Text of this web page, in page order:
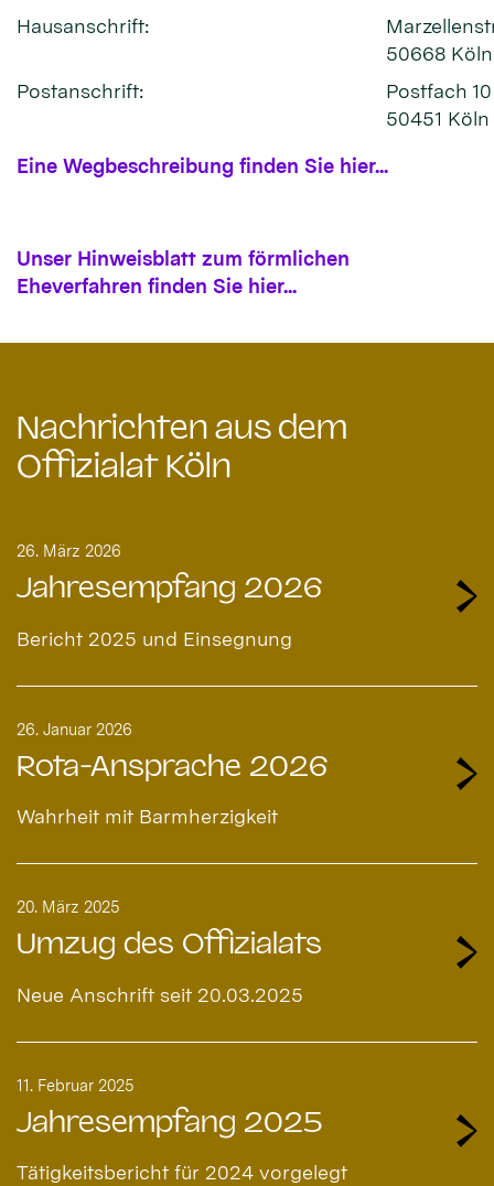
Hausanschrift:
50668 Köln
Postanschrift:
Postfach 10
50451 Köln
Eine Wegbeschreibung finden Sie hier...
Unser Hinweisblatt zum förmlichen
Eheverfahren finden Sie hier...
Nachrichten aus dem
Offizialat Köln
Jahresempfang 2026
26. März 2026
Bericht 2025 und Einsegnung
Rota-Ansprache 2026
26. Januar 2026
Wahrheit mit Barmherzigkeit
Umzug des Offizialats
20. März 2025
Neue Anschrift seit 20.03.2025
Jahresempfang 2025
11. Februar 2025
Tätigkeitsbericht für 2024 vorgelegt